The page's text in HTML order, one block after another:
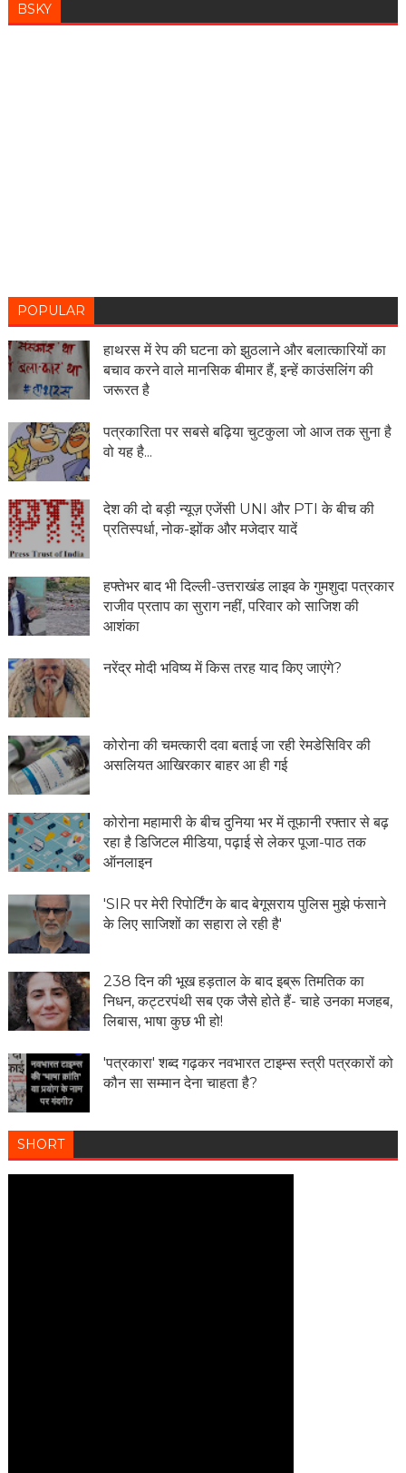
BSKY
POPULAR
हाथरस में रेप की घटना को झुठलाने और बलात्कारियों का
बचाव करने वाले मानसिक बीमार हैं, इन्हें काउंसलिंग की
जरूरत है
पत्रकारिता पर सबसे बढ़िया चुटकुला जो आज तक सुना है
वो यह है...
देश की दो बड़ी न्यूज़ एजेंसी UNI और PTI के बीच की
प्रतिस्पर्धा, नोक-झोंक और मजेदार यादें
हफ्तेभर बाद भी दिल्ली-उत्तराखंड लाइव के गुमशुदा पत्रकार
राजीव प्रताप का सुराग नहीं, परिवार को साजिश की
आशंका
नरेंद्र मोदी भविष्य में किस तरह याद किए जाएंगे?
कोरोना की चमत्कारी दवा बताई जा रही रेमडेसिविर की
असलियत आखिरकार बाहर आ ही गई
कोरोना महामारी के बीच दुनिया भर में तूफानी रफ्तार से बढ़
रहा है डिजिटल मीडिया, पढ़ाई से लेकर पूजा-पाठ तक
ऑनलाइन
'SIR पर मेरी रिपोर्टिंग के बाद बेगूसराय पुलिस मुझे फंसाने
के लिए साजिशों का सहारा ले रही है'
238 दिन की भूख हड़ताल के बाद इब्रू तिमतिक का
निधन, कट्टरपंथी सब एक जैसे होते हैं- चाहे उनका मजहब,
लिबास, भाषा कुछ भी हो!
'पत्रकारा' शब्द गढ़कर नवभारत टाइम्स स्त्री पत्रकारों को
कौन सा सम्मान देना चाहता है?
SHORT